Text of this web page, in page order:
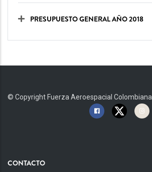
PRESUPUESTO GENERAL AÑO 2018
© Copyright Fuerza Aeroespacial Colombiana
CONTACTO